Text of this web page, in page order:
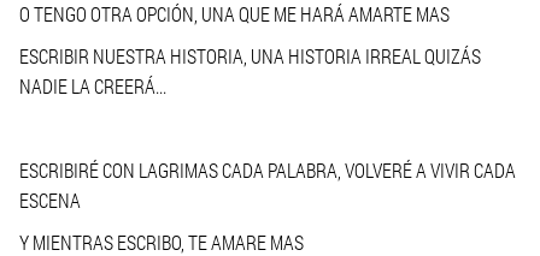
O TENGO OTRA OPCIÓN, UNA QUE ME HARÁ AMARTE MAS
ESCRIBIR NUESTRA HISTORIA, UNA HISTORIA IRREAL QUIZÁS
NADIE LA CREERÁ...
ESCRIBIRÉ CON LAGRIMAS CADA PALABRA, VOLVERÉ A VIVIR CADA
ESCENA
Y MIENTRAS ESCRIBO, TE AMARE MAS